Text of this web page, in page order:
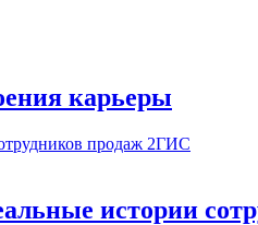
карьеры
истории